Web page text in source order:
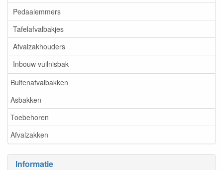
Pedaalemmers
Tafelafvalbakjes
Afvalzakhouders
Inbouw vuilnisbak
Buitenafvalbakken
Asbakken
Toebehoren
Afvalzakken
Informatie